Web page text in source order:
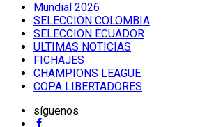
Mundial 2026
SELECCION COLOMBIA
SELECCION ECUADOR
ULTIMAS NOTICIAS
FICHAJES
CHAMPIONS LEAGUE
COPA LIBERTADORES
síguenos